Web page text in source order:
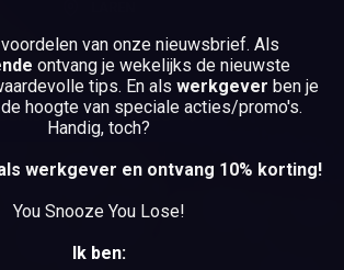
BEKIJK DE VACATURES
DE VACATURES
van onze nieuwsbrief. Als
ontvang je wekelijks de nieuwste
tips. En als werkgever ben je
hoogte van speciale acties/promo's.
Handig, toch?
werkgever en ontvang 10% korting!
You Snooze You Lose!
Ik ben: